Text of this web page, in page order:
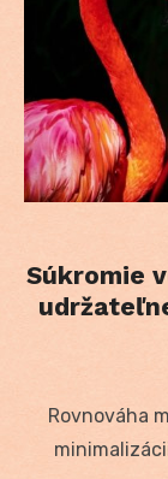
Súkromie
Rovnováha